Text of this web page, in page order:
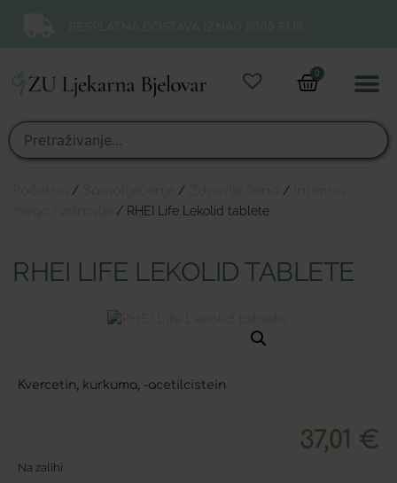
0
/ / /
/ RHEI Life Lekolid tablete
RHEI LIFE LEKOLID TABLETE
Kvercetin, kurkuma, -acetilcistein
37,01 €
Na zalihi